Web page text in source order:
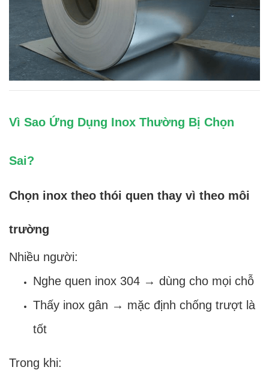
Vì Sao Ứng Dụng Inox Thường Bị Chọn
Sai?
Chọn inox theo thói quen thay vì theo môi
trường
Nhiều người:
Nghe quen inox 304 → dùng cho mọi chỗ
Thấy inox gân → mặc định chống trượt là
tốt
Trong khi: